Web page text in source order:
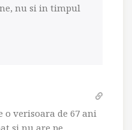
nu si in timpul
o verisoara de 67 ani